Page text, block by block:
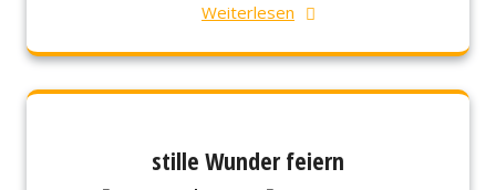
Weiterlesen
stille Wunder feiern